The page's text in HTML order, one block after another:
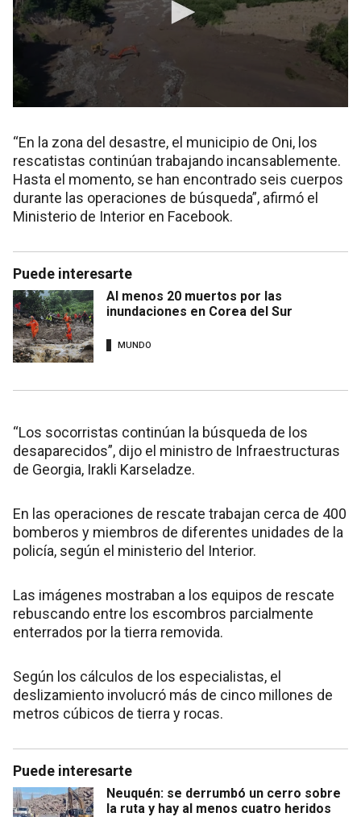
“En la zona del desastre, el municipio de Oni, los
rescatistas continúan trabajando incansablemente.
Hasta el momento, se han encontrado seis cuerpos
durante las operaciones de búsqueda”, afirmó el
Ministerio de Interior en Facebook.
Puede interesarte
Al menos 20 muertos por las
inundaciones en Corea del Sur
MUNDO
“Los socorristas continúan la búsqueda de los
desaparecidos”, dijo el ministro de Infraestructuras
de Georgia, Irakli Karseladze.
En las operaciones de rescate trabajan cerca de 400
bomberos y miembros de diferentes unidades de la
policía, según el ministerio del Interior.
Las imágenes mostraban a los equipos de rescate
rebuscando entre los escombros parcialmente
enterrados por la tierra removida.
Según los cálculos de los especialistas, el
deslizamiento involucró más de cinco millones de
metros cúbicos de tierra y rocas.
Puede interesarte
Neuquén: se derrumbó un cerro sobre
la ruta y hay al menos cuatro heridos